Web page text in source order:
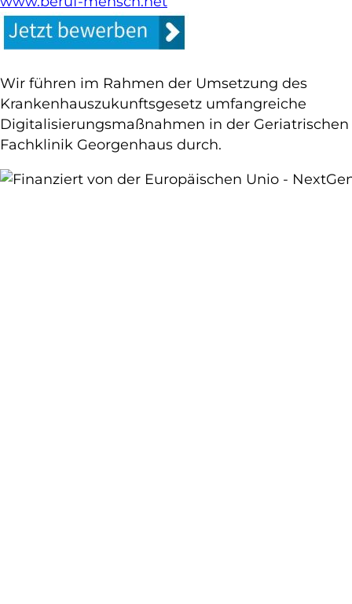
Wir führen im Rahmen der Umsetzung des
Krankenhauszukunftsgesetz umfangreiche
Digitalisierungsmaßnahmen in der Geriatrischen
Fachklinik Georgenhaus durch.